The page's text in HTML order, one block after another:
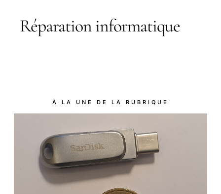
Réparation informatique
À LA UNE DE LA RUBRIQUE